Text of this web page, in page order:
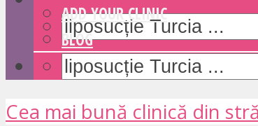
ADD YOUR CLINIC
BLOG
Cea mai bună clinică din